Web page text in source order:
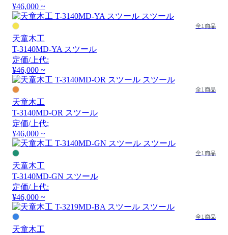
¥46,000 ~
全1商品
天童木工
T-3140MD-YA スツール
定価/上代:
¥46,000 ~
全1商品
天童木工
T-3140MD-OR スツール
定価/上代:
¥46,000 ~
全1商品
天童木工
T-3140MD-GN スツール
定価/上代:
¥46,000 ~
全1商品
天童木工